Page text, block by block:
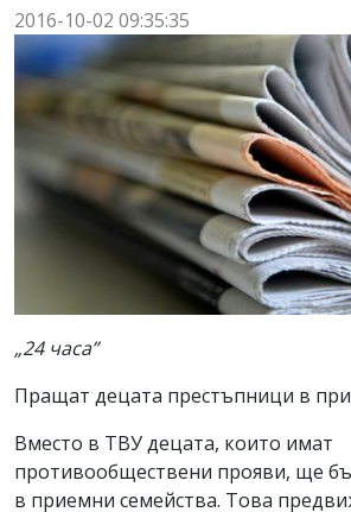
2016-10-02 09:35:35
„24 часа”
Пращат децата престъпници в
Вместо в ТВУ децата, които имат
противообществени прояви, ще
в приемни семейства. Това